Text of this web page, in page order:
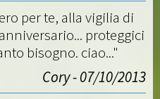
per te, alla vigilia di
proteggici
bisogno. ciao..."
Cory - 07/10/2013